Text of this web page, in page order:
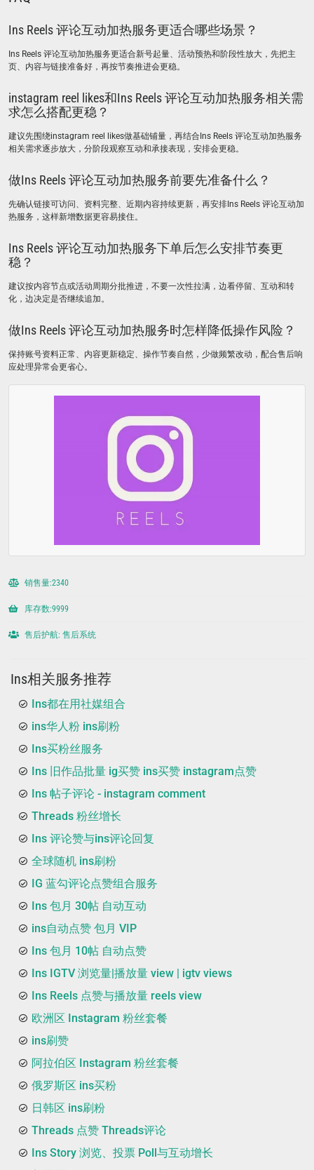
Ins Reels 评论互动加热服务更适合哪些场景？
Ins Reels 评论互动加热服务更适合新号起量、活动预热和阶段性放大，先把主
页、内容与链接准备好，再按节奏推进会更稳。
instagram reel likes和Ins Reels 评论互动加热服务相关需
求怎么搭配更稳？
建议先围绕instagram reel likes做基础铺量，再结合Ins Reels 评论互动加热服务
相关需求逐步放大，分阶段观察互动和承接表现，安排会更稳。
做Ins Reels 评论互动加热服务前要先准备什么？
先确认链接可访问、资料完整、近期内容持续更新，再安排Ins Reels 评论互动加
热服务，这样新增数据更容易接住。
Ins Reels 评论互动加热服务下单后怎么安排节奏更
稳？
建议按内容节点或活动周期分批推进，不要一次性拉满，边看停留、互动和转
化，边决定是否继续追加。
做Ins Reels 评论互动加热服务时怎样降低操作风险？
保持账号资料正常、内容更新稳定、操作节奏自然，少做频繁改动，配合售后响
应处理异常会更省心。
销售量:2340
库存数:9999
售后护航: 售后系统
Ins相关服务推荐
Ins都在用社媒组合
ins华人粉 ins刷粉
Ins买粉丝服务
Ins 旧作品批量 ig买赞 ins买赞 instagram点赞
Ins 帖子评论 - instagram comment
Threads 粉丝增长
Ins 评论赞与ins评论回复
全球随机 ins刷粉
IG 蓝勾评论点赞组合服务
Ins 包月 30帖 自动互动
ins自动点赞 包月 VIP
Ins 包月 10帖 自动点赞
Ins IGTV 浏览量|播放量 view | igtv views
Ins Reels 点赞与播放量 reels view
欧洲区 Instagram 粉丝套餐
ins刷赞
阿拉伯区 Instagram 粉丝套餐
俄罗斯区 ins买粉
日韩区 ins刷粉
Threads 点赞 Threads评论
Ins Story 浏览、投票 Poll与互动增长